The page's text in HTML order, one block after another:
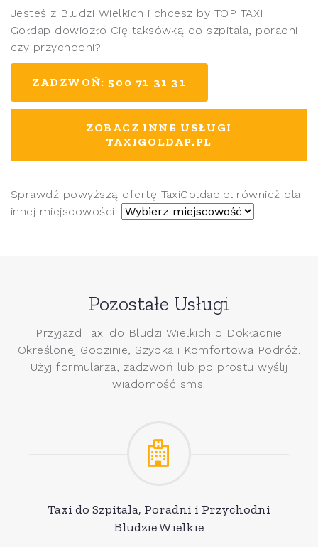
Jesteś z Bludzi Wielkich i chcesz by TOP TAXI
Gołdap dowiozło Cię taksówką do szpitala, poradni
czy przychodni?
ZADZWOŃ: 500 71 31 31
ZOBACZ INNE USŁUGI
TAXIGOLDAP.PL
Sprawdź powyższą ofertę TaxiGoldap.pl również dla
innej miejscowości.
Pozostałe Usługi
Przyjazd Taxi do Bludzi Wielkich o Dokładnie
Określonej Godzinie, Szybka i Komfortowa Podróż.
Użyj formularza, zadzwoń lub po prostu wyślij
wiadomość sms.
Taxi do Szpitala, Poradni i Przychodni
Bludzie Wielkie